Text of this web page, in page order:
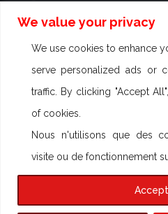
We value your privacy
We use cookies to enhance
serve personalized ads or
traffic. By clicking "Accept
of cookies.
Nous n'utilisons que des
visite ou de fonctionnement
animations y
créateur et illustrateur
aucun droit
Des poursuites
contre toute utilisation
Thème parColorlibPropulsé